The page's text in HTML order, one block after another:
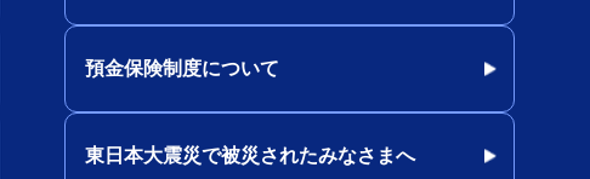
預金保険制度について
東日本大震災で被災されたみなさまへ